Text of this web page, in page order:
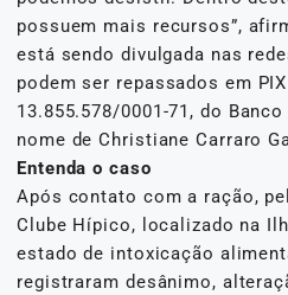
possuem mais recursos”,
está sendo divulgada nas
podem ser repassados em
13.855.578/0001-71, do
nome de Christiane Carraro
Entenda o caso
Após contato com a ração,
Clube Hípico, localizado na
estado de intoxicação
registraram desânimo,